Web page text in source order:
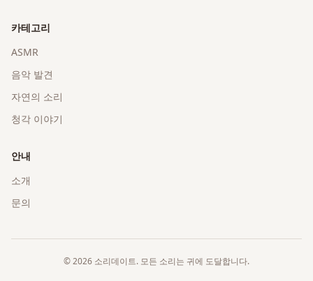
카테고리
ASMR
음악 발견
자연의 소리
청각 이야기
안내
소개
문의
©2026 소리데이트. 모든 소리는 귀에 도달합니다.